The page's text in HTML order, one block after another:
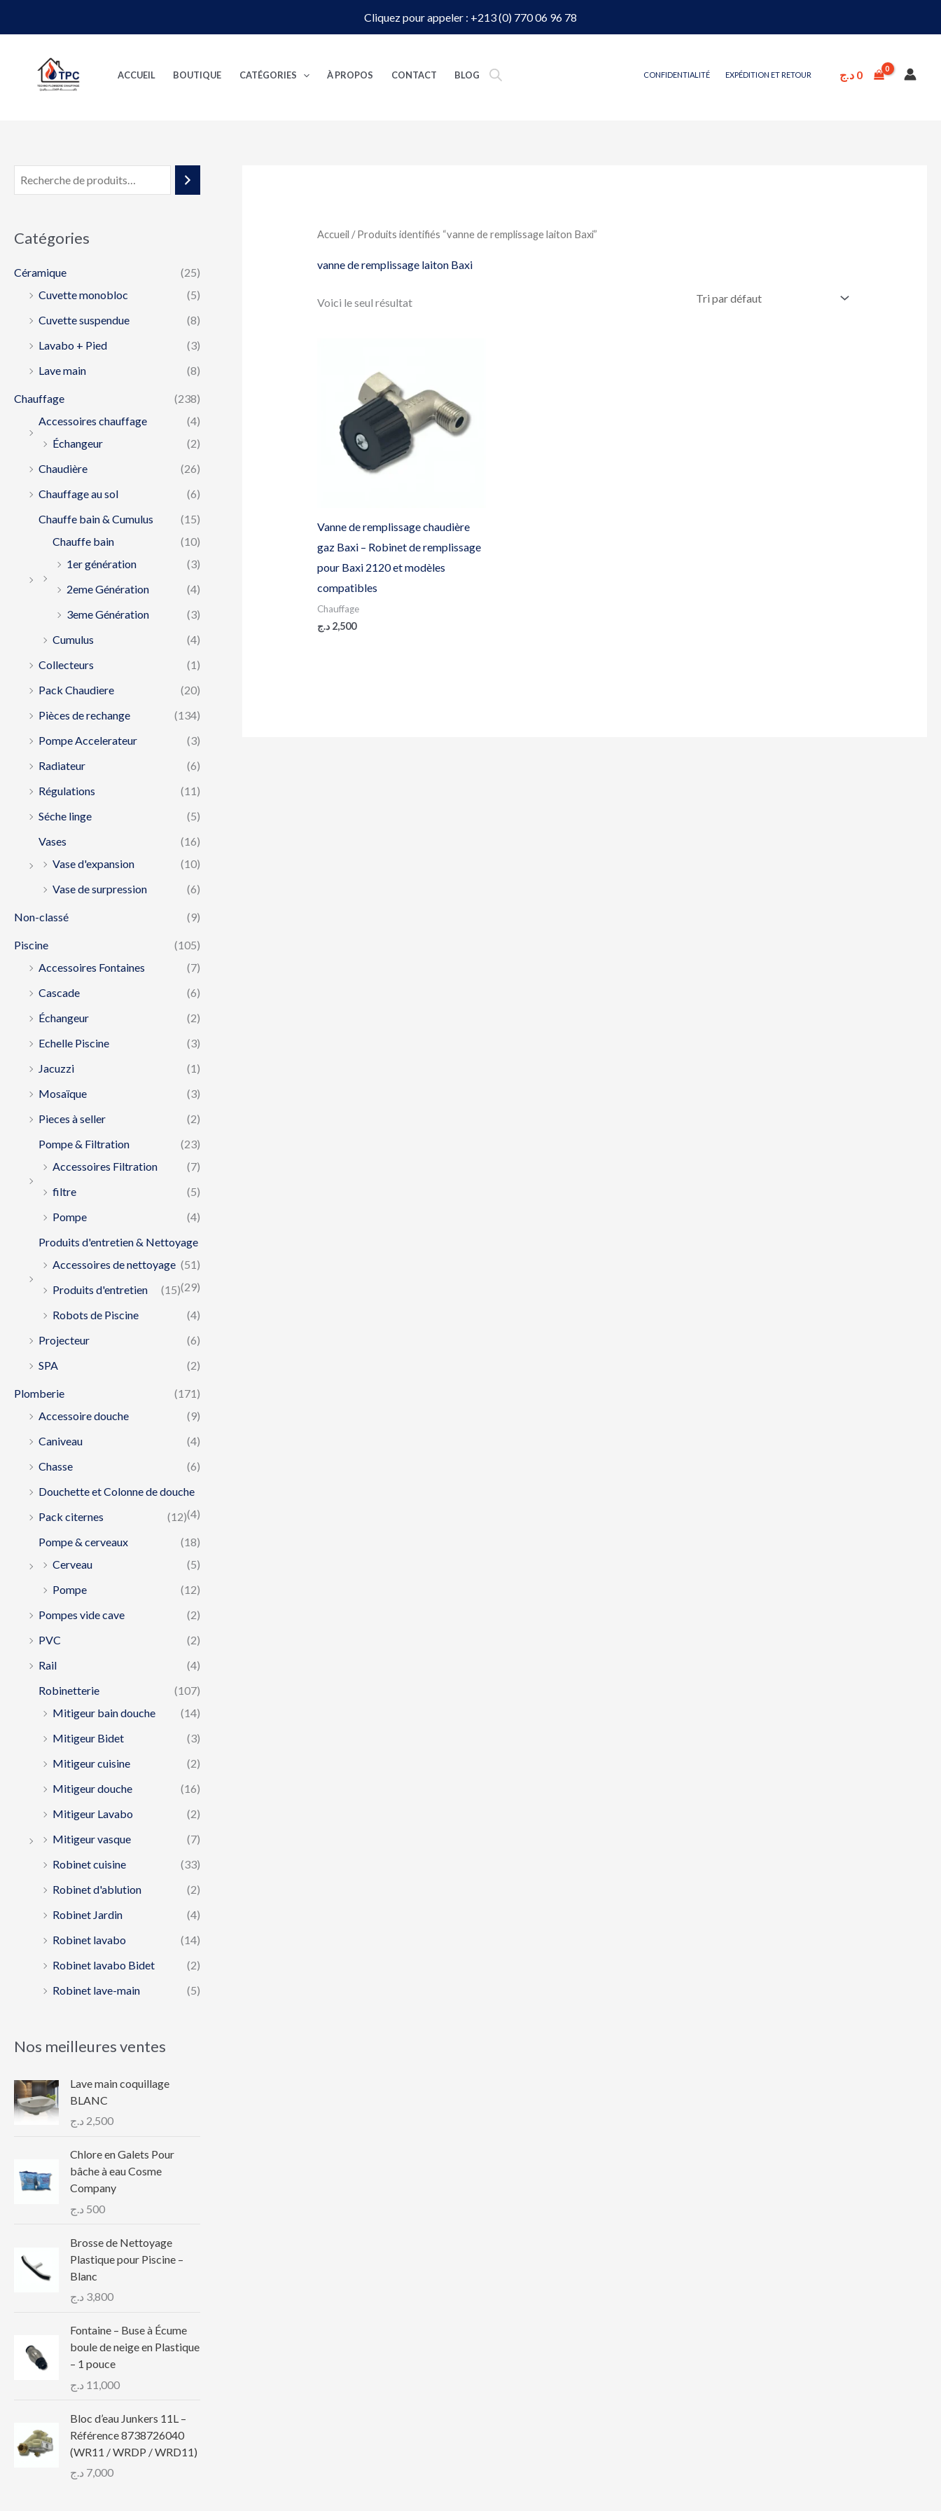
Cliquez pour appeler : +213 (0) 770 06 96 78
ACCUEIL BOUTIQUE CATÉGORIES À PROPOS CONTACT BLOG CONFIDENTIALITÉ EXPÉDITION ET RETOUR 0 د.ج
Catégories
Céramique
(25)
Cuvette monobloc
(5)
Cuvette suspendue
(8)
Lavabo + Pied
(3)
Lave main
(8)
Chauffage
(238)
Accessoires chauffage
(4)
Échangeur
(2)
Chaudière
(26)
Chauffage au sol
(6)
Chauffe bain & Cumulus
(15)
Chauffe bain
(10)
1er génération
(3)
2eme Génération
(4)
3eme Génération
(3)
Cumulus
(4)
Collecteurs
(1)
Pack Chaudiere
(20)
Pièces de rechange
(134)
Pompe Accelerateur
(3)
Radiateur
(6)
Régulations
(11)
Séche linge
(5)
Vases
(16)
Vase d'expansion
(10)
Vase de surpression
(6)
Non-classé (9)
Piscine
(105)
Accessoires Fontaines
(7)
Cascade
(6)
Échangeur
(2)
Echelle Piscine
(3)
Jacuzzi
(1)
Mosaïque
(3)
Pieces à seller
(2)
Pompe & Filtration
(23)
Accessoires Filtration
(7)
filtre
(5)
Pompe
(4)
Produits d'entretien & Nettoyage
(51)
Accessoires de nettoyage
(29)
Produits d'entretien
(15)
Robots de Piscine
(4)
Projecteur
(6)
SPA
(2)
Plomberie
(171)
Accessoire douche
(9)
Caniveau
(4)
Chasse
(6)
Douchette et Colonne de douche
(4)
Pack citernes
(12)
Pompe & cerveaux
(18)
Cerveau
(5)
Pompe
(12)
Pompes vide cave
(2)
PVC
(2)
Rail
(4)
Robinetterie
(107)
Mitigeur bain douche
(14)
Mitigeur Bidet
(3)
Mitigeur cuisine
(2)
Mitigeur douche
(16)
Mitigeur Lavabo
(2)
Mitigeur vasque
(7)
Robinet cuisine
(33)
Robinet d'ablution
(2)
Robinet Jardin
(4)
Robinet lavabo
(14)
Robinet lavabo Bidet
(2)
Robinet lave-main
(5)
Nos meilleures ventes
Lave main coquillage
BLANC
2,500 د.ج
Chlore en Galets Pour
bâche à eau Cosme
Company
500 د.ج
Brosse de Nettoyage
Plastique pour Piscine –
Blanc
3,800 د.ج
Fontaine – Buse à Écume
boule de neige en Plastique
– 1 pouce
11,000 د.ج
Bloc d’eau Junkers 11L –
Référence 8738726040
(WR11 / WRDP / WRD11)
7,000 د.ج
Accueil / Produits identifiés “vanne de remplissage laiton Baxi”
vanne de remplissage laiton Baxi
Voici le seul résultat
Vanne de remplissage chaudière
gaz Baxi – Robinet de remplissage
pour Baxi 2120 et modèles
compatibles
Chauffage
2,500 د.ج